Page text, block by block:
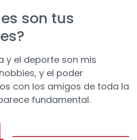
son tus
y el deporte son mis
y el poder
con los amigos de toda la
fundamental.